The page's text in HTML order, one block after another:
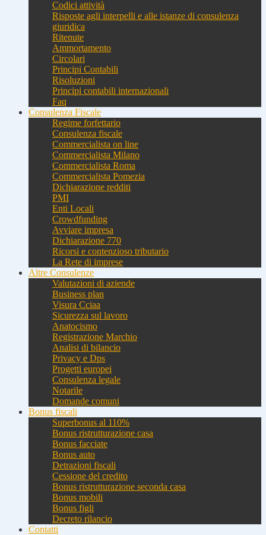
Codici attività
Risposte agli interpelli e alle istanze di consulenza
giuridica
Ritenute
Ammortamento
Circolari
Principi Contabili
Risoluzioni
Principi contabili internazionali
Faq
Consulenza Fiscale
Regime forfettario
Consulenza fiscale
Commercialista on line
Commercialista Milano
Commercialista Roma
Commercialista Pomezia
Dichiarazione redditi
PMI
Enti Locali
Crowdfunding
Avviare impresa
Dichiarazione 770
Ricorsi e contenzioso tributario
La Rete di imprese
Altre Consulenze
Valutazioni di aziende
Business plan
Visura Cciaa
Sicurezza sul lavoro
Anatocismo
Registrazione Marchio
Analisi di bilancio
Privacy e Dps
Progetti europei
Consulenza legale
Notarile
Domande comuni
Bonus fiscali
Superbonus al 110%
Bonus ristrutturazione casa
Bonus facciate
Bonus auto
Detrazioni fiscali
Cessione del credito
Bonus ristrutturazione seconda casa
Bonus mobili
Bonus figli
Decreto rilancio
Contatti